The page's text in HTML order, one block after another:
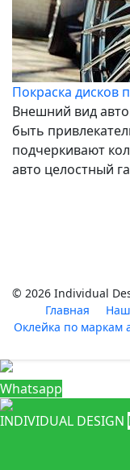
Покраска дисков
Внешний вид
быть
подчеркивают
авто целостный
© 2026 Individual
Главная
Оклейка по маркам
Whatsapp
INDIVIDUAL DESIGN